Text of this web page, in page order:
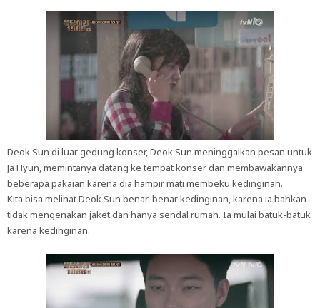
Deok Sun di luar gedung konser, Deok Sun meninggalkan pesan untuk
Ja Hyun, memintanya datang ke tempat konser dan membawakannya
beberapa pakaian karena dia hampir mati membeku kedinginan.
Kita bisa melihat Deok Sun benar-benar kedinginan, karena ia bahkan
tidak mengenakan jaket dan hanya sendal rumah. Ia mulai batuk-batuk
karena kedinginan.